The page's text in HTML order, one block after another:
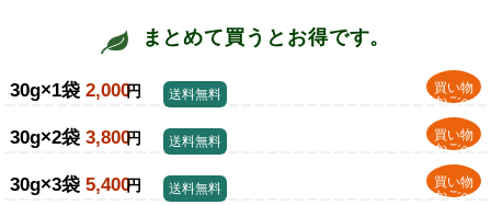
まとめて買うとお得です。
30g×1袋 2,000円
買い物
かごへ
送料無料
30g×2袋 3,800円
買い物
かごへ
送料無料
30g×3袋 5,400円
買い物
かごへ
送料無料